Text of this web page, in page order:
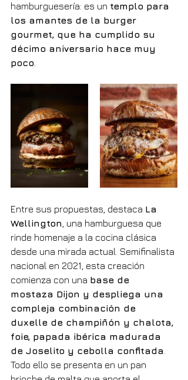
hamburguesería: es un templo para
los amantes de la burger
gourmet, que ha cumplido su
décimo aniversario hace muy
poco
Entre sus propuestas, destaca La
Wellington , una hamburguesa que
rinde homenaje a la cocina clásica
desde una mirada actual. Semifinalista
nacional en 2021, esta creación
comienza con una base de
mostaza Dijon y despliega una
compleja combinación de
duxelle de champiñón y chalota,
foie, papada ibérica madurada
de Joselito y cebolla confitada
Todo ello se presenta en un pan